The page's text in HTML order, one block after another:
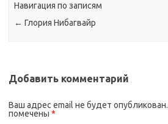
Навигация по записям
← Глория Нибагвайр
Добавить комментарий
Ваш адрес email не будет опубликован.
помечены *